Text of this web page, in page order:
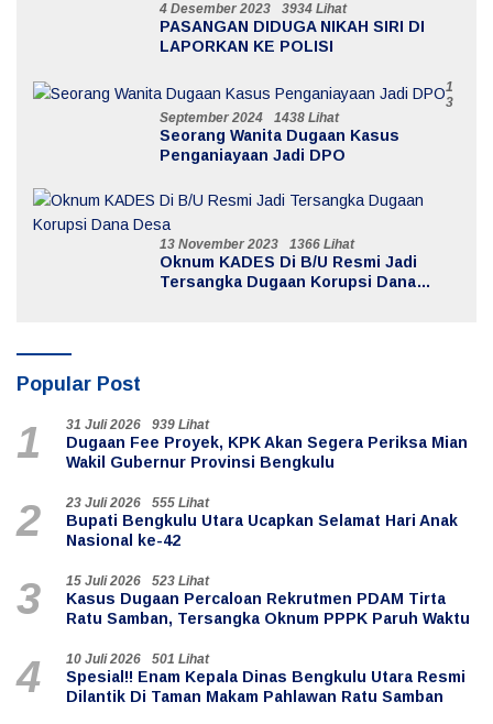
4 Desember 2023 3934 Lihat
PASANGAN DIDUGA NIKAH SIRI DI
LAPORKAN KE POLISI
1
3
September 2024
1438 Lihat
Seorang Wanita Dugaan Kasus
Penganiayaan Jadi DPO
13 November 2023 1366 Lihat
Oknum KADES Di B/U Resmi Jadi
Tersangka Dugaan Korupsi Dana
Popular Post
1 31 Juli 2026 939 Lihat
Dugaan Fee Proyek, KPK Akan Segera Periksa Mian
Wakil Gubernur Provinsi Bengkulu
2 23 Juli 2026 555 Lihat
Bupati Bengkulu Utara Ucapkan Selamat Hari Anak
Nasional ke-42
3 15 Juli 2026 523 Lihat
Kasus Dugaan Percaloan Rekrutmen PDAM Tirta
Ratu Samban, Tersangka Oknum PPPK Paruh Waktu
4 10 Juli 2026 501 Lihat
Spesial!! Enam Kepala Dinas Bengkulu Utara Resmi